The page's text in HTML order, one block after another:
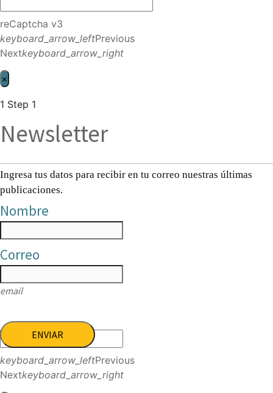
reCaptcha v3
keyboard_arrow_leftPrevious
Nextkeyboard_arrow_right
×
1 Step 1
Newsletter
Ingresa tus datos para recibir en tu correo nuestras últimas
publicaciones.
Nombre
Correo
email
ENVIAR
keyboard_arrow_leftPrevious
Nextkeyboard_arrow_right